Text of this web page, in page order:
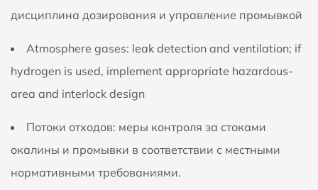
дисциплина дозирования и управление промывкой
Аtmosphere gases: leak detection and ventilation; if
hydrogen is used, implement appropriate hazardous-
area and interlock design
Потоки отходов: меры контроля за стоками
окалины и промывки в соответствии с местными
нормативными требованиями.